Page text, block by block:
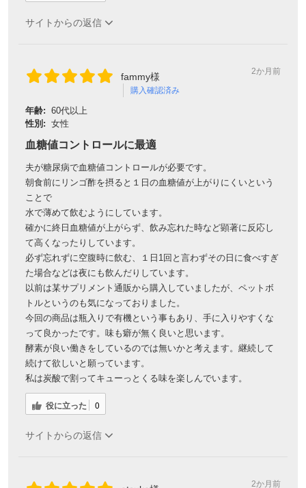
サイトからの返信
fammy様
購入確認済み
2か月前
年齢: 60代以上
性別: 女性
血糖値コントロールに最適
夫が糖尿病で血糖値コントロールが必要です。
朝食前にリンゴ酢を摂ると１日の血糖値が上がりにくいという
ことで
水で薄めて飲むようにしています。
確かに終日血糖値が上がらず、飲み忘れた時など顕著に反応し
て高くなったりしています。
必ず忘れずに空腹時に飲む、１日1回と言わずその日に食べすぎ
た場合などは夜にも飲んだりしています。
以前は某サプリメント通販から購入していましたが、ペットボ
トルというのも気になっておりました。
今回の商品は瓶入りで有機という事もあり、手に入りやすくな
って良かったです。味も癖が無く良いと思います。
酵素が良い働きをしているのでは無いかと考えます。継続して
続けて欲しいと願っています。
私は炭酸で割ってキューっとくる味を楽しんでいます。
役に立った 0
サイトからの返信
2か月前